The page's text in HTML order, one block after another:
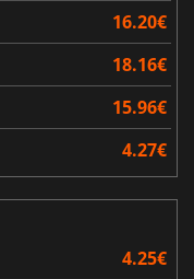
16.20€
18.16€
15.96€
4.27€
4.25€